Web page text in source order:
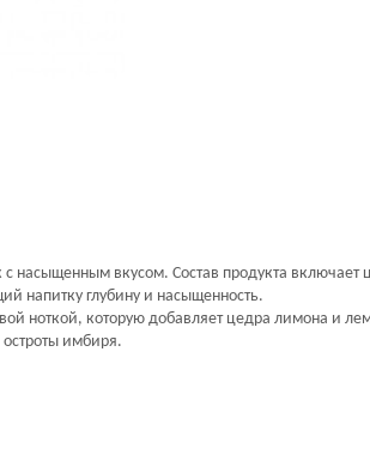
насыщенным вкусом. Состав продукта включает
напитку глубину и насыщенность.
ноткой, которую добавляет цедра лимона и
имбиря.